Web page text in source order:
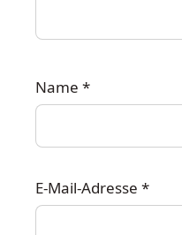
Name *
E-Mail-Adresse *